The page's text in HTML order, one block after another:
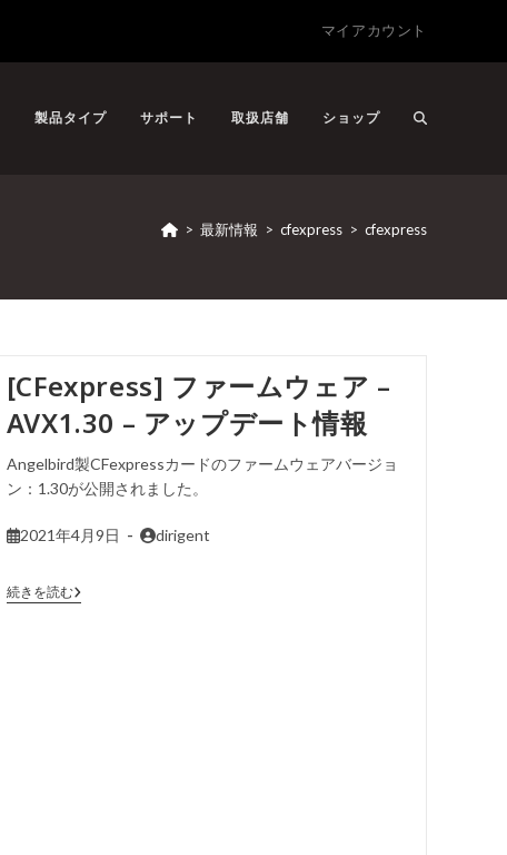
マイアカウント
製品タイプ サポート 取扱店舗 ショップ
> 最新情報 > cfexpress > cfexpress
[CFexpress] ファームウェア –
AVX1.30 – アップデート情報
Angelbird製CFexpressカードのファームウェアバージョ
ン：1.30が公開されました。
2021年4月9日 dirigent
続きを読む